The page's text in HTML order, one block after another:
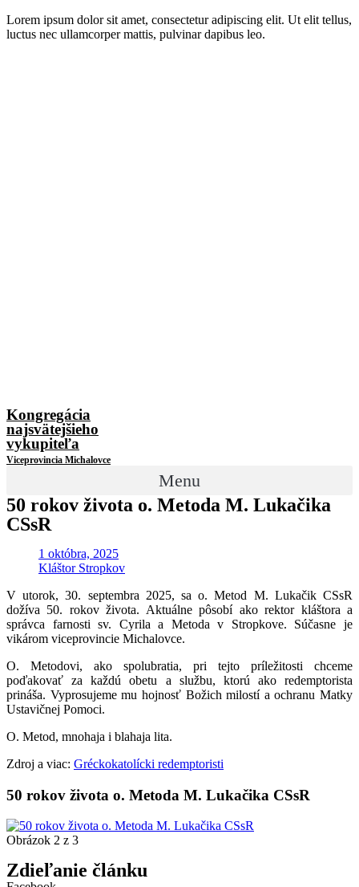
Lorem ipsum dolor sit amet, consectetur adipiscing elit. Ut elit tellus,
luctus nec ullamcorper mattis, pulvinar dapibus leo.
Kongregácia
najsvätejšieho
vykupiteľa
Viceprovincia Michalovce
Menu
50 rokov života o. Metoda M. Lukačika
CSsR
1 októbra, 2025
Kláštor Stropkov
Vutorok, 30. septembra 2025, sa o. Metod M. Lukačik CSsR
dožíva 50. rokov života. Aktuálne pôsobí ako rektor kláštora a
správca farnosti sv. Cyrila a Metoda v Stropkove. Súčasne je
vikárom viceprovincie Michalovce.
O. Metodovi, ako spolubratia, pri tejto príležitosti chceme
poďakovať za každú obetu a službu, ktorú ako redemptorista
prináša. Vyprosujeme mu hojnosť Božich milostí a ochranu Matky
Ustavičnej Pomoci.
O. Metod, mnohaja i blahaja lita.
Zdroj a viac: Gréckokatolícki redemptoristi
50 rokov života o. Metoda M. Lukačika CSsR
Obrázok 2 z 3
Zdieľanie článku